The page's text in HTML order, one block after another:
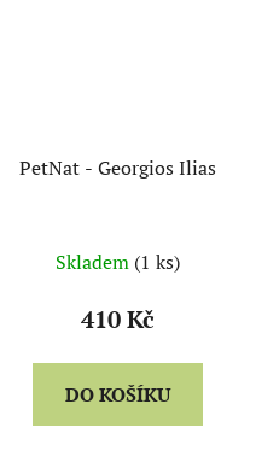
PetNat - Georgios Ilias
Skladem (1 ks)
410 Kč
DO KOŠÍKU